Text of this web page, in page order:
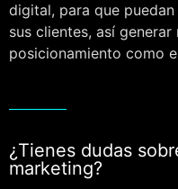
digital, para que
sus clientes, así
posicionamiento como
¿Tienes dudas
marketing?